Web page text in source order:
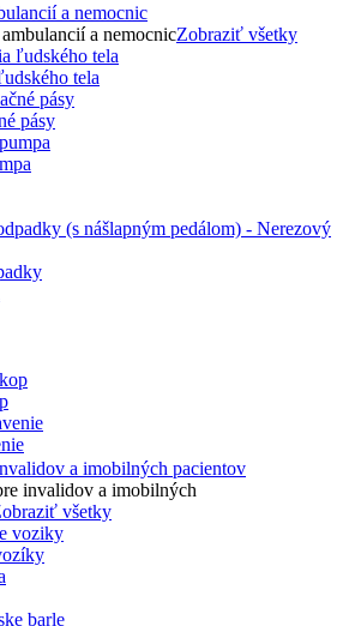
a nemocnic
a nemocnicZobraziť všetky
tela
pásy
a imobilných pacientov
invalidov a imobilných
všetky